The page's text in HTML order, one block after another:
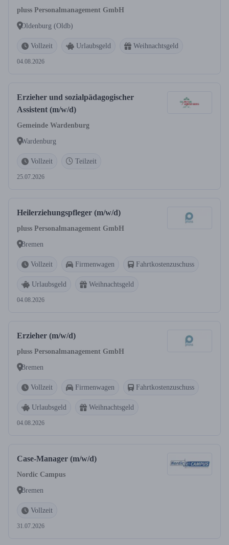
pluss Personalmanagement GmbH
Oldenburg (Oldb)
Vollzeit Urlaubsgeld Weihnachtsgeld
04.08.2026
Erzieher und sozialpädagogischer
Assistent (m/w/d)
Gemeinde Wardenburg
Wardenburg
Vollzeit Teilzeit
25.07.2026
Heilerziehungspfleger (m/w/d)
pluss Personalmanagement GmbH
Bremen
Vollzeit Firmenwagen Fahrtkostenzuschuss
Urlaubsgeld Weihnachtsgeld
04.08.2026
Erzieher (m/w/d)
pluss Personalmanagement GmbH
Bremen
Vollzeit Firmenwagen Fahrtkostenzuschuss
Urlaubsgeld Weihnachtsgeld
04.08.2026
Case-Manager (m/w/d)
Nordic Campus
Bremen
Vollzeit
31.07.2026